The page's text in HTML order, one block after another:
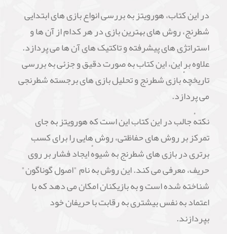
در این کتاب، هورویتز به بررسی انواع بازی های ابتدایی
شطرنج، روش های بهترین بازی در هر کدام از آن ها و
استراتژی های پیشرفته و تاکتیک های آن ها می پردازد.
علاوه بر این، این کتاب به صورت دقیق و جزئی به بررسی
تاریخچهٔ بازی شطرنج و تحلیل بازی های برجسته شطرنجی
می پردازد.
نکتهٔ جالب در این کتاب این است که هورویتز به جای
تمرکز بر روش های حفاظتی، روش هایی را برای کسب
برتری در بازی های شطرنج به شیوهٔ ایجاد فشار بر روی
حریف، معرفی می کند. این روش به نام "اصول گوناگون"
شناخته شده است و به بازیکنان امکان می دهد که با
اعتماد به نفس بیشتری به رقابت با حریفان خود
بپردازند.